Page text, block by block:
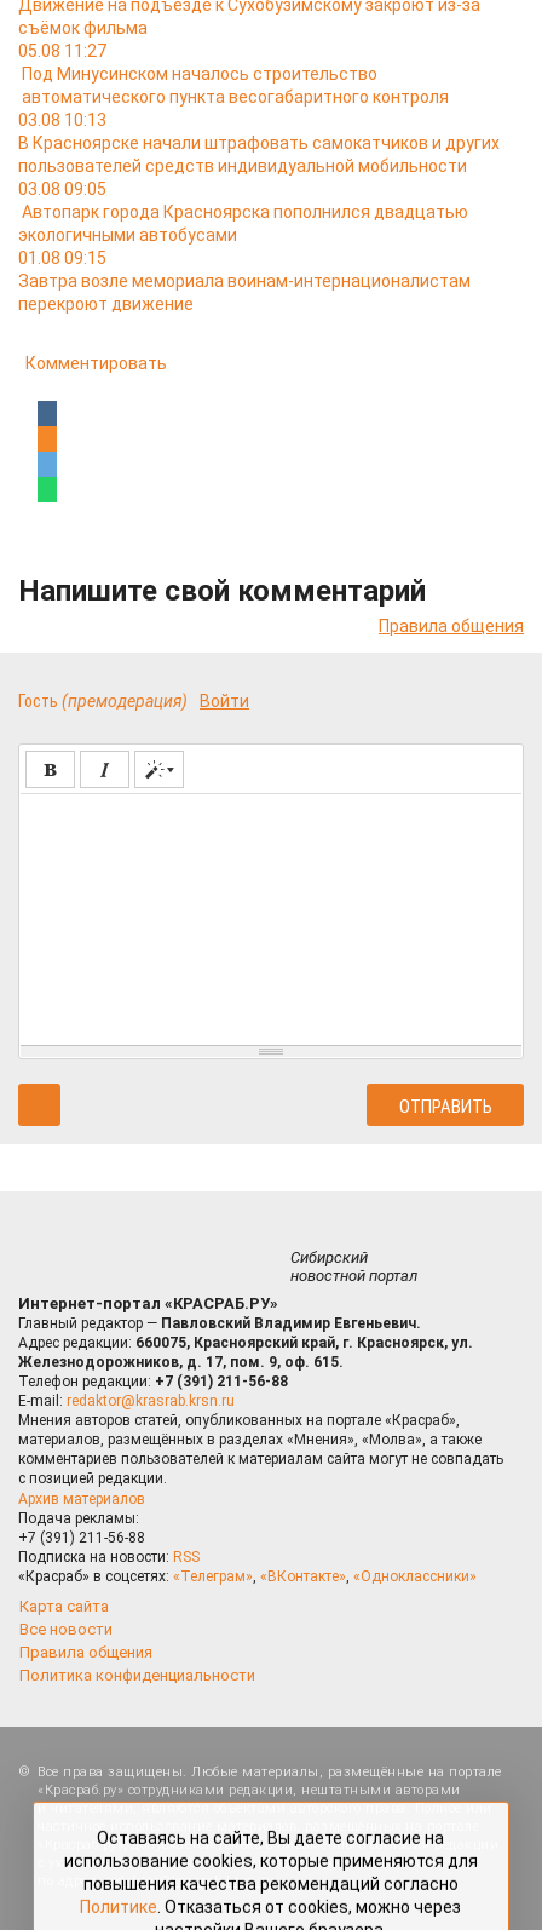
Движение на подъезде к Сухобузимскому закроют из-за
съёмок фильма
05.08 11:27
Под Минусинском началось строительство
автоматического пункта весогабаритного контроля
03.08 10:13
В Красноярске начали штрафовать самокатчиков и других
пользователей средств индивидуальной мобильности
03.08 09:05
Автопарк города Красноярска пополнился двадцатью
экологичными автобусами
01.08 09:15
Завтра возле мемориала воинам-интернационалистам
перекроют движение
Комментировать
Напишите свой комментарий
Правила общения
Гость (премодерация) Войти
Сибирский
новостной портал
Интернет-портал «КРАСРАБ.РУ»
Главный редактор — Павловский Владимир Евгеньевич.
Адрес редакции: 660075, Красноярский край, г. Красноярск, ул.
Железнодорожников, д. 17, пом. 9, оф. 615.
Телефон редакции: +7 (391) 211-56-88
E-mail: redaktor@krasrab.krsn.ru
Мнения авторов статей, опубликованных на портале «Красраб»,
материалов, размещённых в разделах «Мнения», «Молва», а также
комментариев пользователей к материалам сайта могут не совпадать
с позицией редакции.
Архив материалов
Подача рекламы:
+7 (391) 211-56-88
Подписка на новости: RSS
«Красраб» в соцсетях: «Телеграм», «ВКонтакте», «Одноклассники»
Карта сайта
Все новости
Правила общения
Политика конфиденциальности
Все права защищены. Любые материалы, размещённые на портале
«Красраб.ру» сотрудниками редакции, нештатными авторами
частичное использование материалов, размещённых на портале
«Красраб.ру», допускается только с письменного согласия редакции
с указанием ссылки на источник. Все вопросы можно задать
по адресуredaktor@krasrab.krsn.ru.
использование cookies, которые применяются для
повышения качества рекомендаций согласно
настройки Вашего браузера.
OK